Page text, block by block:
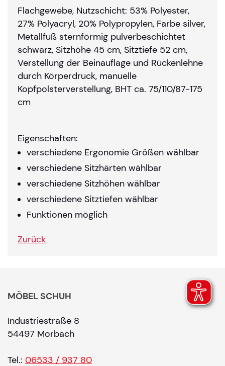
Flachgewebe, Nutzschicht: 53% Polyester,
27% Polyacryl, 20% Polypropylen, Farbe silver,
Metallfuß sternförmig pulverbeschichtet
schwarz, Sitzhöhe 45 cm, Sitztiefe 52 cm,
Verstellung der Beinauflage und Rückenlehne
durch Körperdruck, manuelle
Kopfpolsterverstellung, BHT ca. 75/110/87-175
cm
Eigenschaften:
verschiedene Ergonomie Größen wählbar
verschiedene Sitzhärten wählbar
verschiedene Sitzhöhen wählbar
verschiedene Sitztiefen wählbar
Funktionen möglich
Zurück
MÖBEL SCHUH
Industriestraße 8
54497 Morbach
Tel.: 06533 / 937 80